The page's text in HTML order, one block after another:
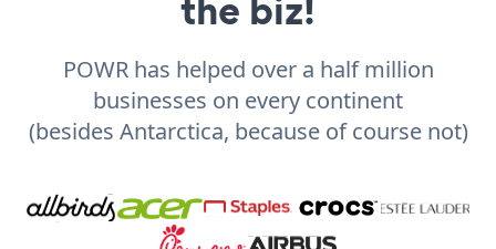
POWR has helped over a half million
businesses on every continent
(besides Antarctica, because of course not)